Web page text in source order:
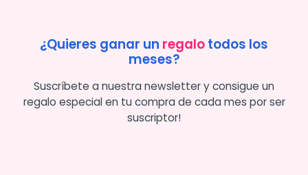
¿Quieres ganar un regalotodos los
meses?
Suscríbete a nuestra newsletter y consigue un
regalo especial en tu compra de cada mes por ser
suscriptor!